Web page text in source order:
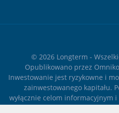
© 2026 Longterm -
Opublikowano przez
Inwestowanie jest ryzykowne i
zainwestowanego kapitału.
wyłącznie celom informacyjnym